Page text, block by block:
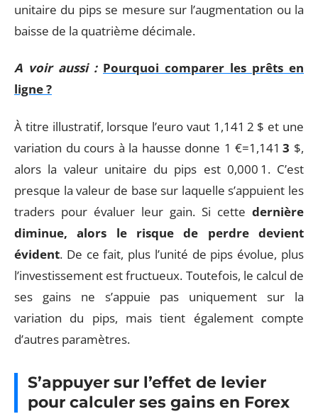
unitaire du pips se mesure sur l’augmentation ou la
baisse de la quatrième décimale.
A voir aussi : Pourquoi comparer les prêts en
ligne ?
À titre illustratif, lorsque l’euro vaut 1,141 2 $ et une
variation du cours à la hausse donne 1 €=1,141 3 $,
alors la valeur unitaire du pips est 0,000 1. C’est
presque la valeur de base sur laquelle s’appuient les
traders pour évaluer leur gain. Si cette dernière
diminue, alors le risque de perdre devient
évident. De ce fait, plus l’unité de pips évolue, plus
l’investissement est fructueux. Toutefois, le calcul de
ses gains ne s’appuie pas uniquement sur la
variation du pips, mais tient également compte
d’autres paramètres.
S’appuyer sur l’effet de levier
pour calculer ses gains en Forex